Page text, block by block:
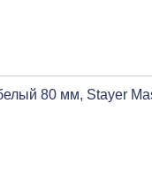
80 мм, Stayer